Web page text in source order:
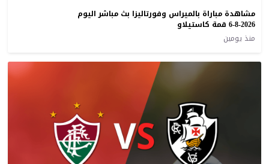
مشاهدة مباراة بالميراس وفورتاليزا بث مباشر اليوم
6-8-2026 قمة كاستيلاو
منذ يومين